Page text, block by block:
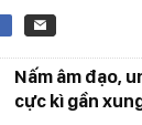
Nấm âm đạo,
cực kì gần